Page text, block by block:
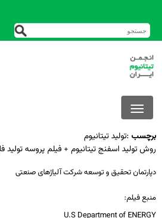
برچسب :تولید تیتانیوم
روش تولید اسفنج تیتانیوم + فیلم پروسه تولید
دپارتمان تحقیق و توسعه شرکت آلیاژهای صنعتی
منبع فیلم: